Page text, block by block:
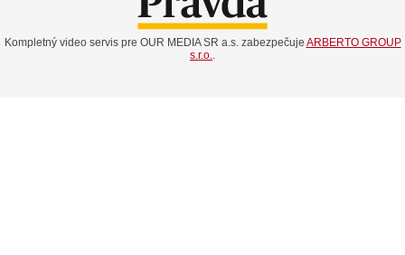
Kompletný video servis pre OUR MEDIA SR a.s. zabezpečuje ARBERTO GROUP
s.r.o..